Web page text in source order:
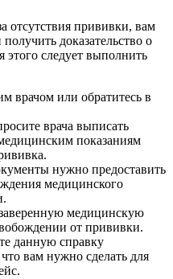
отсутствия прививки, вам
доказательство о
следует выполнить
врачом или обратитесь в
врача выписать
показаниям
нужно предоставить
медицинского
медицинскую
от прививки.
данную справку
вам нужно сделать для